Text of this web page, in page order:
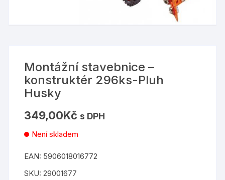
Montážní stavebnice –
konstruktér 296ks-Pluh
Husky
349,00Kč s DPH
Není skladem
EAN: 5906018016772
SKU:29001677